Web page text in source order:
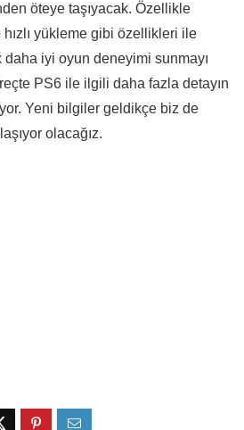
öteye taşıyacak. Özellikle
hızlı yükleme gibi özellikleri ile
iyi oyun deneyimi sunmayı
PS6 ile ilgili daha fazla detayın
Yeni bilgiler geldikçe biz de
olacağız.